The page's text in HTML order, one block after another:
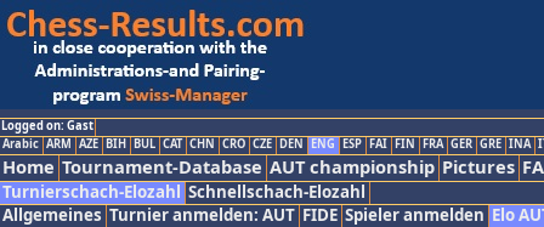
Logged on: Gast
Arabic ARM AZE BIH BUL CAT CHN CRO CZE DEN ENG ESP FAI FIN FRA GER GRE INA
Home Tournament-Database AUT championship Pictures
Turnierschach-Elozahl Schnellschach-Elozahl
Allgemeines Turnier anmelden: AUT FIDE Spieler anmelden Elo